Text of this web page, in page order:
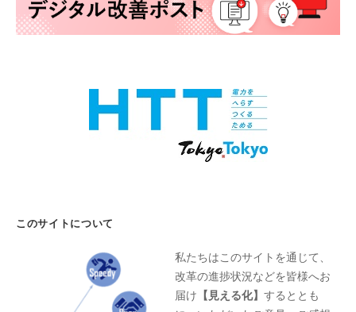
このサイトについて
私たちはこのサイトを通じて、
改革の進捗状況などを皆様へお
届け 【見える化】するととも